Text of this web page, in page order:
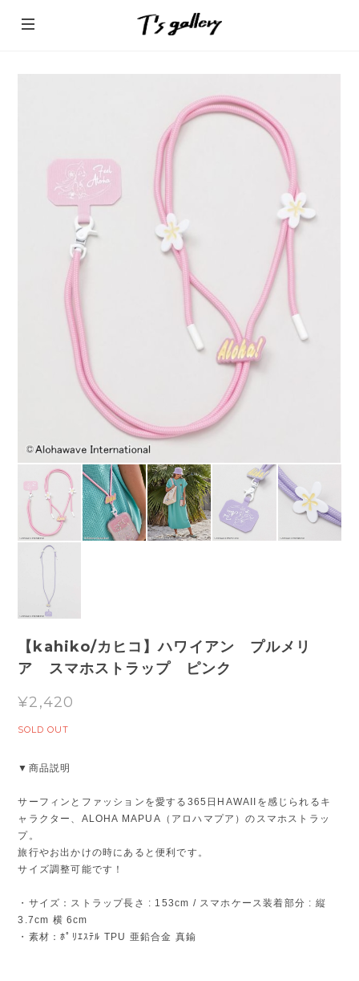
【kahiko/カヒコ】ハワイアン プルメリ
ア スマホストラップ ピンク
¥2,420
SOLD OUT
▼商品説明
サーフィンとファッションを愛する365日HAWAIIを感じられるキ
ャラクター、ALOHA MAPUA（アロハマプア）のスマホストラッ
プ。
旅行やお出かけの時にあると便利です。
サイズ調整可能です！
・サイズ：ストラップ長さ : 153cm / スマホケース装着部分 : 縦
3.7cm 横 6cm
・素材：ﾎﾟﾘｴｽﾃﾙ TPU 亜鉛合金 真鍮